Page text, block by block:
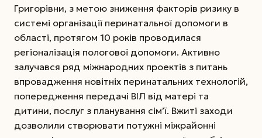
Григорівни, з метою зниження факторів ризику в
системі організації перинатальної допомоги в
області, протягом 10 років проводилася
регіоналізація пологової допомоги. Активно
залучався ряд міжнародних проектів з питань
впровадження новітніх перинатальних технологій,
попередження передачі ВІЛ від матері та
дитини, послуг з планування сім’ї. Вжиті заходи
дозволили створювати потужні міжрайонні